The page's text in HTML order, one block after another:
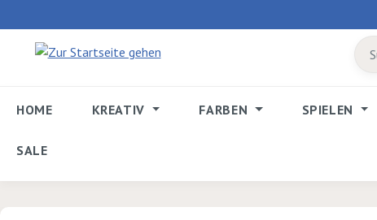
HOME KREATIV FARBEN SPIELEN
SALE